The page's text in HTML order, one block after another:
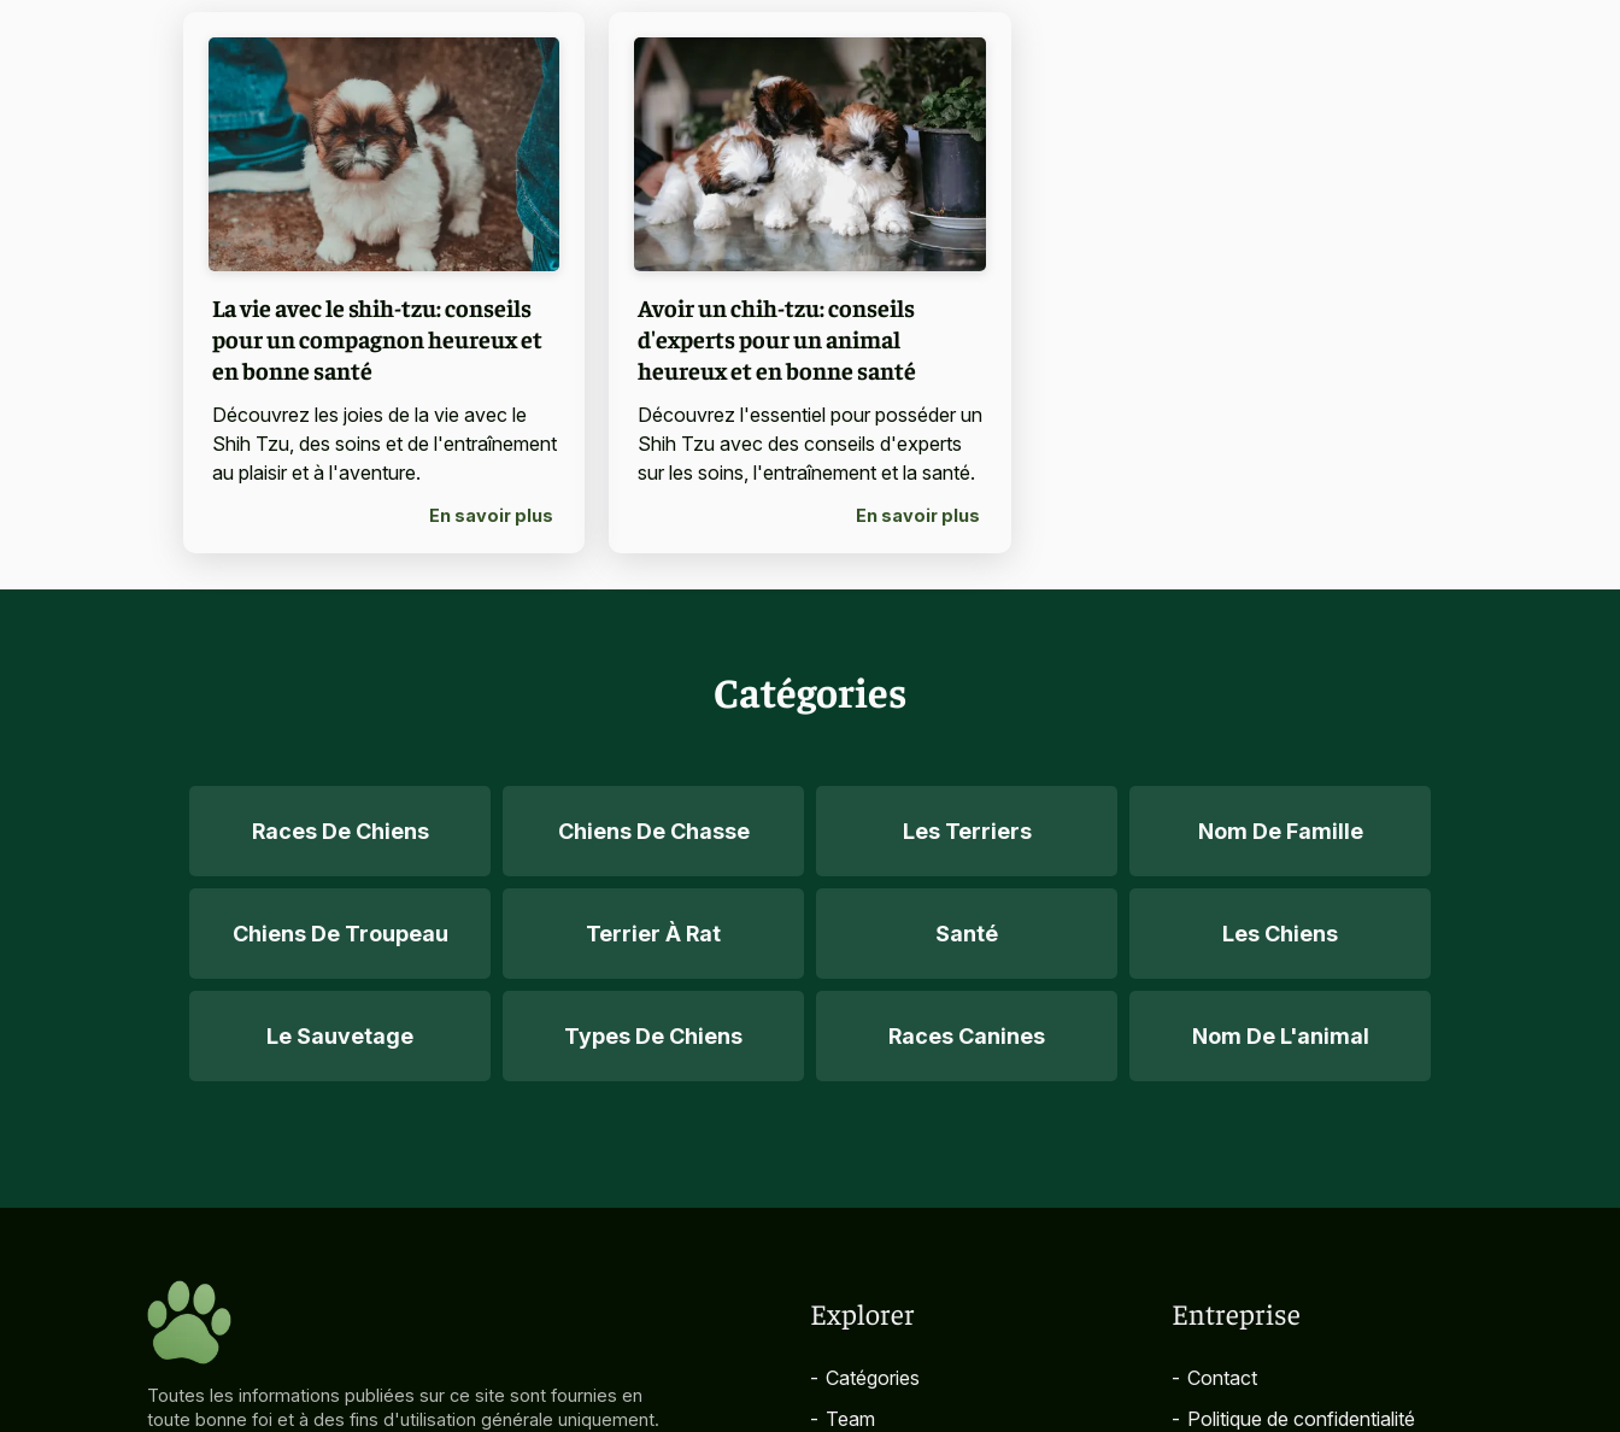
La vie avec le shih-tzu: conseils
pour un compagnon heureux et
en bonne santé
Découvrez les joies de la vie avec le
Shih Tzu, des soins et de l'entraînement
au plaisir et à l'aventure.
En savoir plus
Avoir un chih-tzu: conseils
d'experts pour un animal
heureux et en bonne santé
Découvrez l'essentiel pour posséder un
Shih Tzu avec des conseils d'experts
sur les soins, l'entraînement et la santé.
En savoir plus
Catégories
Races De Chiens Chiens De Chasse Les Terriers Nom De Famille
Chiens De Troupeau Terrier À Rat Santé Les Chiens
Le Sauvetage Types De Chiens Races Canines Nom De L'animal
Toutes les informations publiées sur ce site sont fournies en
toute bonne foi et à des fins d'utilisation générale uniquement.
Explorer
- Catégories
- Team
Entreprise
- Contact
- Politique de confidentialité